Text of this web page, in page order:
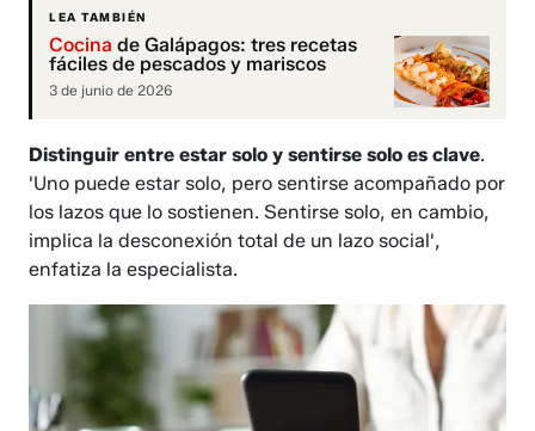
LEA TAMBIÉN
Cocina de Galápagos: tres recetas
fáciles de pescados y mariscos
3 de junio de 2026
Distinguir entre estar solo y sentirse solo es clave.
'Uno puede estar solo, pero sentirse acompañado por
los lazos que lo sostienen. Sentirse solo, en cambio,
implica la desconexión total de un lazo social',
enfatiza la especialista.